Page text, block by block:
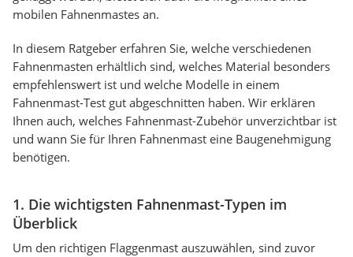
mobilen Fahnenmastes an.
In diesem Ratgeber erfahren Sie, welche verschiedenen
Fahnenmasten erhältlich sind, welches Material besonders
empfehlenswert ist und welche Modelle in einem
Fahnenmast-Test gut abgeschnitten haben. Wir erklären
Ihnen auch, welches Fahnenmast-Zubehör unverzichtbar ist
und wann Sie für Ihren Fahnenmast eine Baugenehmigung
benötigen.
1. Die wichtigsten Fahnenmast-Typen im
Überblick
Um den richtigen Flaggenmast auszuwählen, sind zuvor